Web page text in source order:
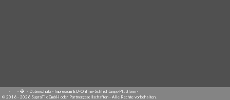
· · · Datenschutz · Impressum EU-Online-Schlichtungs-Plattform ·
© 2016 - 2026 SupraTix GmbH oder Partnergesellschaften - Alle Rechte vorbehalten.